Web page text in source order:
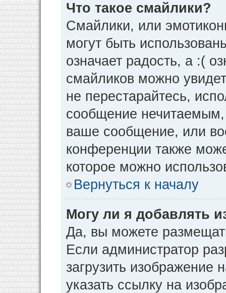
Что такое смайлики?
Смайлики, или
могут быть
означает радость, а :(
смайликов можно
не перестарайтесь,
сообщение нечитаемым,
ваше сообщение, или
конференции также
которое можно
Вернуться к началу
Могу ли я добавлять
Да, вы можете
Если администратор
загрузить
указать ссылку на